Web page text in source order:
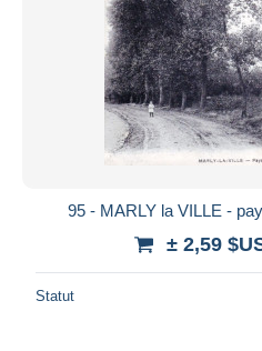
95 - MARLY la VILLE -
± 2,59
Statut